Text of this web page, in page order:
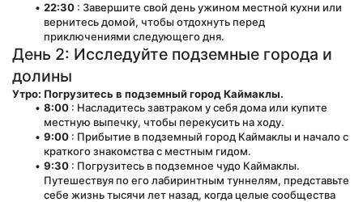
22:30 : Завершите свой день ужином местной кухни или
вернитесь домой, чтобы отдохнуть перед
приключениями следующего дня.
День 2: Исследуйте подземные города и
долины
Утро: Погрузитесь в подземный город Каймаклы.
8:00 : Насладитесь завтраком у себя дома или купите
местную выпечку, чтобы перекусить на ходу.
9:00 : Прибытие в подземный город Каймаклы и начало с
краткого знакомства с местным гидом.
9:30 : Погрузитесь в подземное чудо Каймаклы.
Путешествуя по его лабиринтным туннелям, представьте
себе жизнь тысячи лет назад, когда целые сообщества